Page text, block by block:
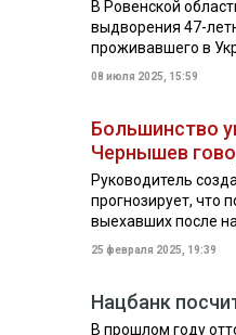
В Ровенской
выдворения 47-
проживавшего в
08 июля 2025, 15:59
Большинство
Чернышев
Руководитель
прогнозирует, что
выехавших после
25 февраля 2025, 19:39
Нацбанк
В прошлом году